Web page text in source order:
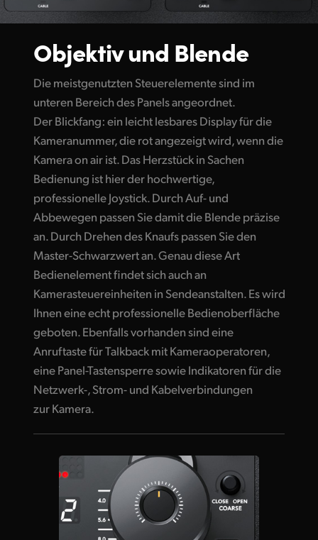
Objektiv und Blende
Die meistgenutzten Steuerelemente sind im
unteren Bereich des Panels angeordnet.
Der Blickfang: ein leicht lesbares Display für die
Kameranummer, die rot angezeigt wird, wenn die
Kamera on air ist. Das Herzstück in Sachen
Bedienung ist hier der hochwertige,
professionelle Joystick. Durch Auf- und
Abbewegen passen Sie damit die Blende präzise
an. Durch Drehen des Knaufs passen Sie den
Master-Schwarzwert an. Genau diese Art
Bedienelement findet sich auch an
Kamerasteuereinheiten in Sendeanstalten. Es wird
Ihnen eine echt professionelle Bedienoberfläche
geboten. Ebenfalls vorhanden sind eine
Anruftaste für Talkback mit Kameraoperatoren,
eine Panel-Tastensperre sowie Indikatoren für die
Netzwerk-, Strom- und Kabelverbindungen
zur Kamera.